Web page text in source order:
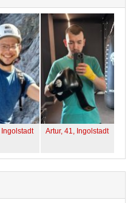
to
collapse
contents
Ingolstadt Artur, 41, Ingolstadt